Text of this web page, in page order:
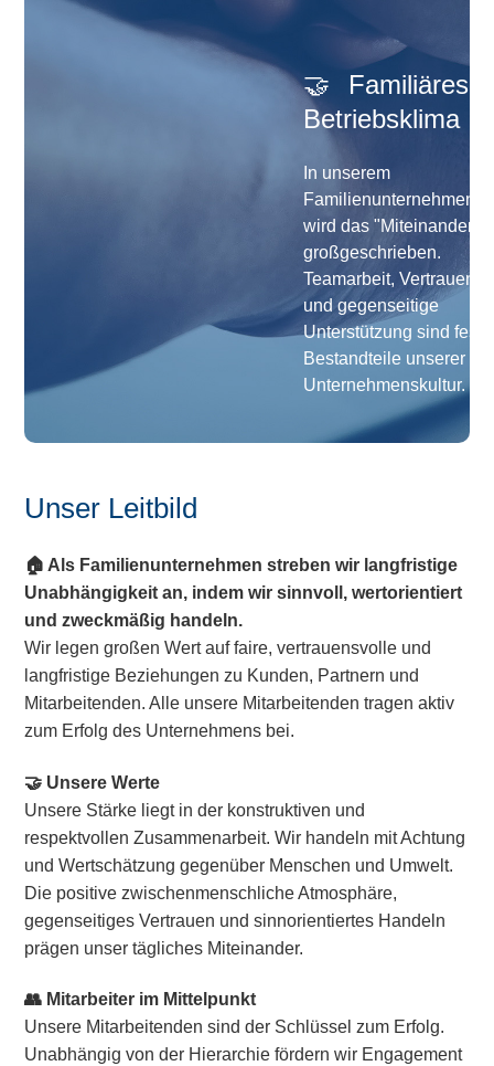
🤝
Familiäres
Betriebsklima
In unserem
Familienunternehmen
wird das "Miteinander"
großgeschrieben.
Teamarbeit, Vertrauen
und gegenseitige
Unterstützung sind feste
Bestandteile unserer
Unternehmenskultur.
Unser Leitbild
🏠 Als Familienunternehmen streben wir langfristige
Unabhängigkeit an, indem wir sinnvoll, wertorientiert
und zweckmäßig handeln.
Wir legen großen Wert auf faire, vertrauensvolle und
langfristige Beziehungen zu Kunden, Partnern und
Mitarbeitenden. Alle unsere Mitarbeitenden tragen aktiv
zum Erfolg des Unternehmens bei.
🤝 Unsere Werte
Unsere Stärke liegt in der konstruktiven und
respektvollen Zusammenarbeit. Wir handeln mit Achtung
und Wertschätzung gegenüber Menschen und Umwelt.
Die positive zwischenmenschliche Atmosphäre,
gegenseitiges Vertrauen und sinnorientiertes Handeln
prägen unser tägliches Miteinander.
👥 Mitarbeiter im Mittelpunkt
Unsere Mitarbeitenden sind der Schlüssel zum Erfolg.
Unabhängig von der Hierarchie fördern wir Engagement